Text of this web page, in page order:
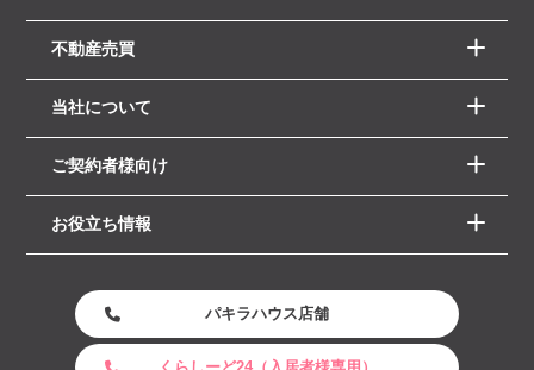
不動産売買
当社について
ご契約者様向け
お役立ち情報
パキラハウス店舗